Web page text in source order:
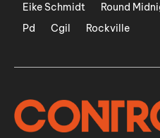
Eike Schmidt
Round
Pd
Cgil Rockville